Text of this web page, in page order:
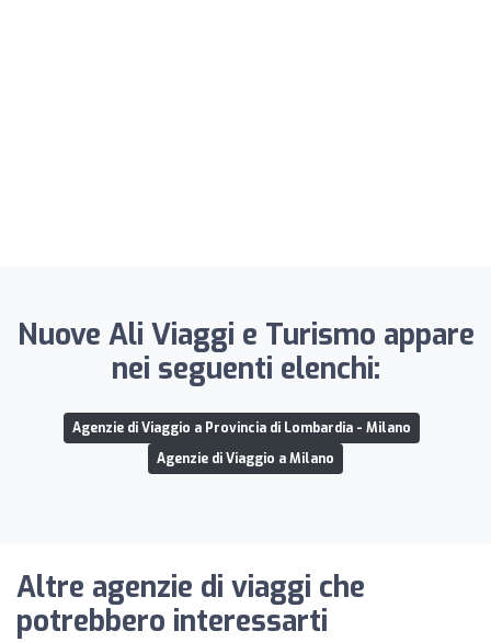
Nuove Ali Viaggi e Turismo appare
nei seguenti elenchi:
Agenzie di Viaggio a Provincia di Lombardia - Milano
Agenzie di Viaggio a Milano
Altre agenzie di viaggi che
potrebbero interessarti